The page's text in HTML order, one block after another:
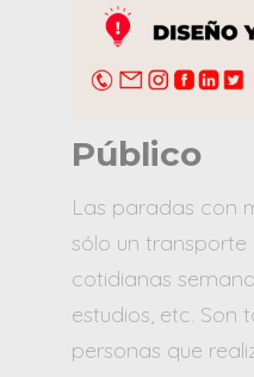
Público
Las paradas con
sólo un
cotidianas
estudios, etc. Son
personas que